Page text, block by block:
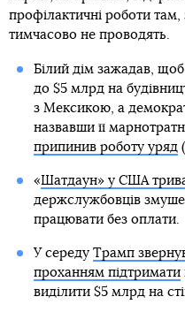
профілактичні роботи
тимчасово не проводять.
Білий дім зажадав,
до $5 млрд на
з Мексикою, а
назвавши її
припинив роботу уряд
«Шатдаун» у США
держслужбовців
працювати без оплати.
У середу Трамп
проханням підтримати
виділити $5 млрд на